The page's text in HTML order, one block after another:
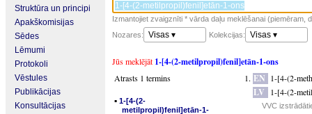
Struktūra un principi
Apakškomisijas
Sēdes
Lēmumi
Protokoli
Vēstules
Publikācijas
Konsultācijas
Izmantojiet zvaigznīti * vārda daļu meklēšanai (piemēram,
Nozares:
Visas ▾ Kolekcijas: Visas ▾
Jūs meklējāt 1-[4-(2-metilpropil)fenil]etān-1-ons
Atrasts 1 termins
▪ 1-[4-(2-
metilpropil)fenil]etān-1-
EN 1-[4-(2-
LV 1-[4-(2-
VVC